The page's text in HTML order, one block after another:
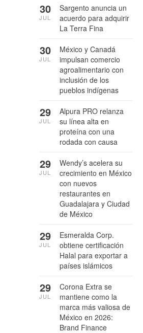
Sargento anuncia un
acuerdo para adquirir
La Terra Fina
30
JUL
México y Canadá
impulsan comercio
agroalimentario con
inclusión de los
pueblos indígenas
30
JUL
Alpura PRO relanza
su línea alta en
proteína con una
rodada con causa
29
JUL
Wendy’s acelera su
crecimiento en México
con nuevos
restaurantes en
Guadalajara y Ciudad
de México
29
JUL
Esmeralda Corp.
obtiene certificación
Halal para exportar a
países islámicos
29
JUL
Corona Extra se
mantiene como la
marca más valiosa de
México en 2026:
Brand Finance
29
JUL